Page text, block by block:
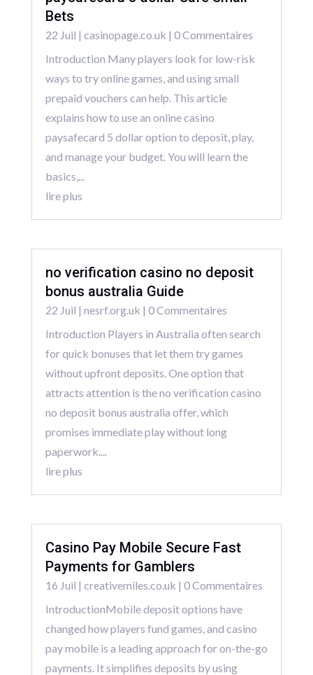
Bets
22 Juil | casinopage.co.uk | 0 Commentaires
Introduction Many players look for low-risk
ways to try online games, and using small
prepaid vouchers can help. This article
explains how to use an online casino
paysafecard 5 dollar option to deposit, play,
and manage your budget. You will learn the
basics,...
lire plus
no verification casino no deposit
bonus australia Guide
22 Juil | nesrf.org.uk | 0 Commentaires
Introduction Players in Australia often search
for quick bonuses that let them try games
without upfront deposits. One option that
attracts attention is the no verification casino
no deposit bonus australia offer, which
promises immediate play without long
paperwork....
lire plus
Casino Pay Mobile Secure Fast
Payments for Gamblers
16 Juil | creativemiles.co.uk | 0 Commentaires
IntroductionMobile deposit options have
changed how players fund games, and casino
pay mobile is a leading approach for on-the-go
payments. It simplifies deposits by using